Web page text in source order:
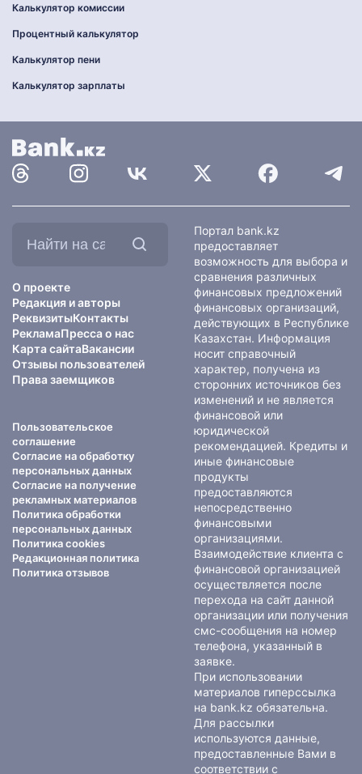
Калькулятор комиссии
Процентный калькулятор
Калькулятор пени
Калькулятор зарплаты
О проекте
Редакция и авторы
РеквизитыКонтакты
РекламаПресса о нас
Карта сайтаВакансии
Отзывы пользователей
Права заемщиков
Пользовательское
соглашение
Согласие на обработку
персональных данных
Согласие на получение
рекламных материалов
Политика обработки
персональных данных
Политика cookies
Редакционная политика
Политика отзывов
Портал bank.kz
предоставляет
возможность для выбора и
сравнения различных
финансовых предложений
финансовых организаций,
действующих в Республике
Казахстан. Информация
носит справочный
характер, получена из
сторонних источников без
изменений и не является
финансовой или
юридической
рекомендацией. Кредиты и
иные финансовые
продукты
предоставляются
непосредственно
финансовыми
организациями.
Взаимодействие клиента с
финансовой организацией
осуществляется после
перехода на сайт данной
организации или получения
смс-сообщения на номер
телефона, указанный в
заявке.
При использовании
материалов гиперссылка
на bank.kz обязательна.
Для рассылки
используются данные,
предоставленные Вами в
соответствии с